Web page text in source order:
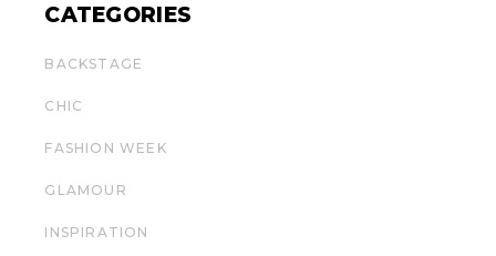
CATEGORIES
BACKSTAGE
CHIC
FASHION WEEK
GLAMOUR
INSPIRATION